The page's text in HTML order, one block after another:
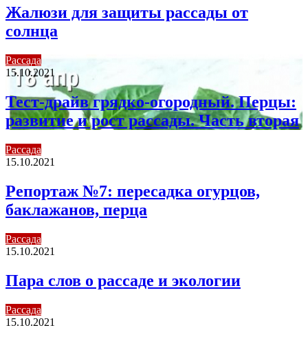
Жалюзи для защиты рассады от
солнца
Рассада
15.10.2021
Тест-драйв грядко-огородный. Перцы:
развитие и рост рассады. Часть вторая
Рассада
15.10.2021
Репортаж №7: пересадка огурцов,
баклажанов, перца
Рассада
15.10.2021
Пара слов о рассаде и экологии
Рассада
15.10.2021